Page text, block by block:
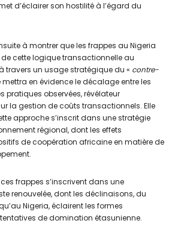
d’éclairer son hostilité à l’égard du
à montrer que les frappes au Nigeria
de cette logique transactionnelle au
travers un usage stratégique du « contre-
mettra en évidence le décalage entre les
pratiques observées, révélateur
la gestion de coûts transactionnels. Elle
approche s’inscrit dans une stratégie
régional, dont les effets
de coopération africaine en matière de
frappes s’inscrivent dans une
renouvelée, dont les déclinaisons, du
Nigeria, éclairent les formes
de domination étasunienne.